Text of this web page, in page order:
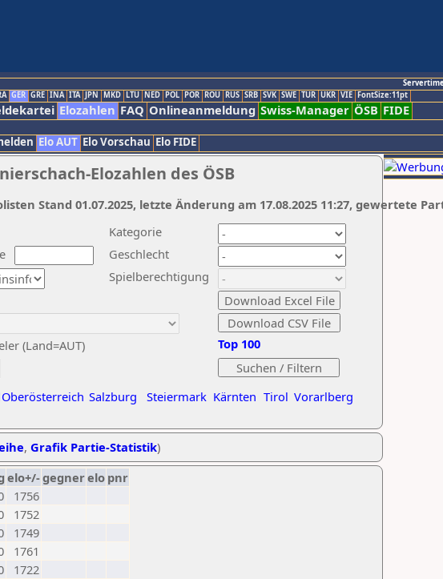
Servertime
GER GRE INA ITA JPN MKD LTU NED POL POR ROU RUS SRB SVK SWE TUR UKR VIE FontSize:11pt
Elozahlen FAQ Onlineanmeldung Swiss-Manager ÖSB FIDE
Elo AUT Elo Vorschau Elo FIDE
Elozahlen des ÖSB
Kategorie
Geschlecht
(Land=AUT)
Spielberechtigung
Oberösterreich Salzburg Steiermark Kärnten Tirol Vorarlberg
Top 100
Stand 01.07.2025, letzte Änderung am 17.08.2025 11:27, gewertete
, Grafik Partie-Statistik)
elo+/-gegnerelo pnr
1756
1752
1749
1761
1722